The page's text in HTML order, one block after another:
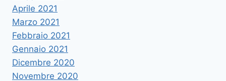
Aprile 2021
Marzo 2021
Febbraio 2021
Gennaio 2021
Dicembre 2020
Novembre 2020